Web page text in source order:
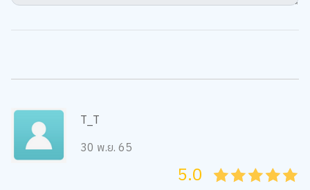
T_T
30 พ.ย. 65
45
4
35
3
25
2
15
1
05
5.0